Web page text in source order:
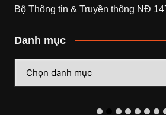
Bộ Thông tin & Truyền thông NĐ
Danh mục
mục